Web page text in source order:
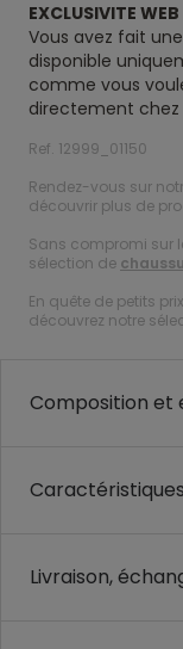
EXCLUSIVITE WEB
Vous avez fait
disponible
comme vous
directement chez
Ref. 12999_01150
Rendez-vous sur
découvrir plus de
Sans compromi sur
sélection de
En quête de petits
découvrez notre
Composition et
Livraison,